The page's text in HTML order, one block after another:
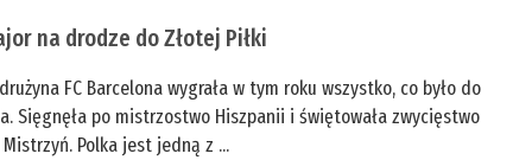
na drodze do Złotej Piłki
FC Barcelona wygrała w tym roku wszystko, co było do
Sięgnęła po mistrzostwo Hiszpanii i świętowała zwycięstwo
Polka jest jedną z ...